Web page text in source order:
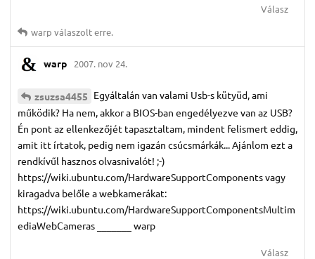
Válasz
warp válaszolt erre.
warp 2007. nov 24.
zsuzsa4455 Egyáltalán van valami Usb-s kütyüd, ami
működik? Ha nem, akkor a BIOS-ban engedélyezve van az USB?
Én pont az ellenkezőjét tapasztaltam, mindent felismert eddig,
amit itt írtatok, pedig nem igazán csúcsmárkák... Ajánlom ezt a
rendkívűl hasznos olvasnivalót! ;-)
https://wiki.ubuntu.com/HardwareSupportComponents vagy
kiragadva belőle a webkamerákat:
https://wiki.ubuntu.com/HardwareSupportComponentsMultim
ediaWebCameras _______ warp
Válasz